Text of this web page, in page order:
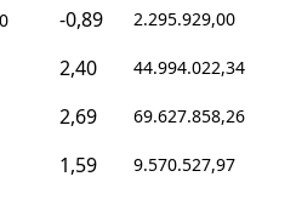
-0,89 2.295.929,00
2,40 44.994.022,34
2,69 69.627.858,26
1,59 9.570.527,97